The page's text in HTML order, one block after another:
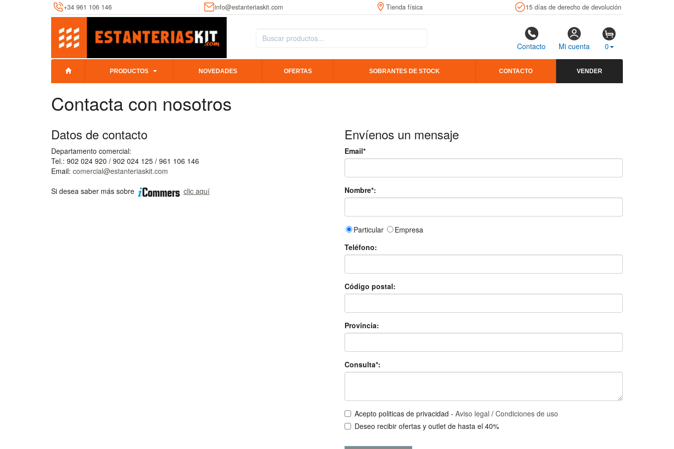
+34 961 106 146 info@estanteriaskit.com Tienda física 15 días de derecho de devolución
Contacto Mi cuenta 0
PRODUCTOS NOVEDADES OFERTAS SOBRANTES DE STOCK CONTACTO VENDER
Contacta con nosotros
Datos de contacto
Departamento comercial:
Tel.: 902 024 920 / 902 024 125 / 961 106 146
Email: comercial@estanteriaskit.com
Si desea saber más sobre
clic aquí
Envíenos un mensaje
Email*
Nombre*:
Particular
Empresa
Teléfono:
Código postal:
Provincia:
Consulta*:
Acepto politicas de privacidad - Aviso legal / Condiciones de uso
Deseo recibir ofertas y outlet de hasta el 40%